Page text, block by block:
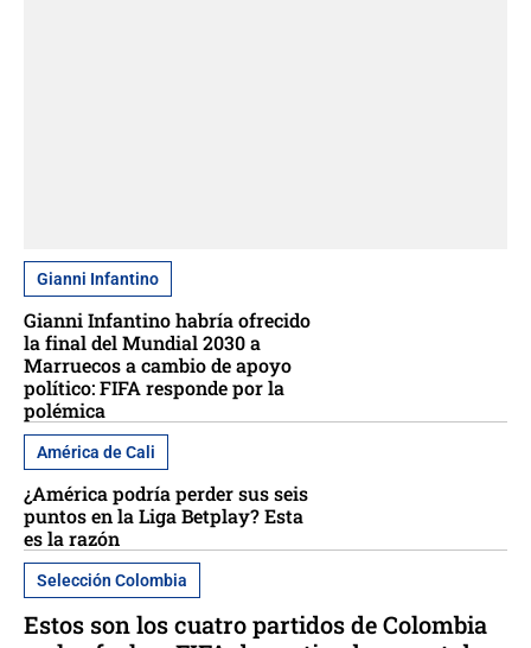
Gianni Infantino
Gianni Infantino habría ofrecido
la final del Mundial 2030 a
Marruecos a cambio de apoyo
político: FIFA responde por la
polémica
América de Cali
¿América podría perder sus seis
puntos en la Liga Betplay? Esta
es la razón
Selección Colombia
Estos son los cuatro partidos de Colombia